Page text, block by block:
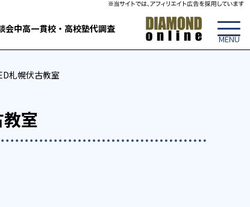
会中高一貫校・高校塾代調査
札幌伏古教室
室